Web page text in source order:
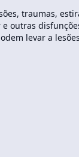
traumas,
e outras
levar a